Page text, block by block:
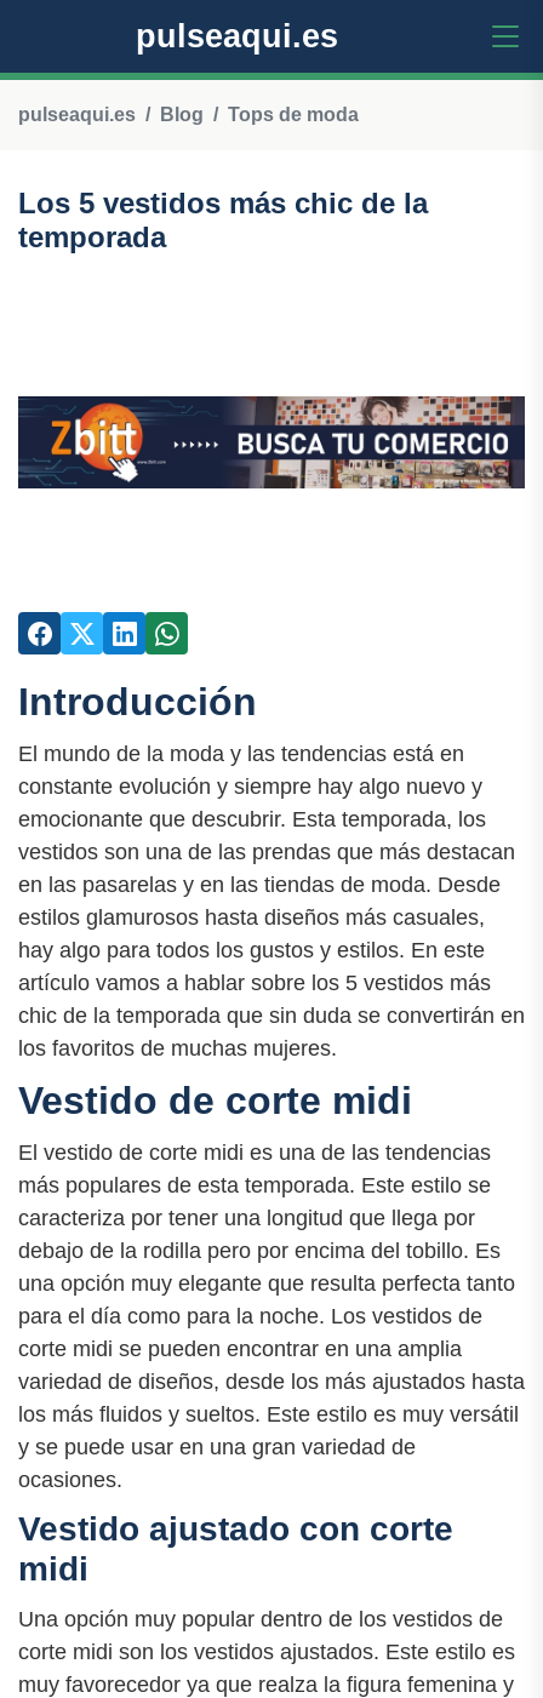
pulseaqui.es
pulseaqui.es Blog Tops de moda
Los 5 vestidos más chic de la
temporada
Introducción
El mundo de la moda y las tendencias está en
constante evolución y siempre hay algo nuevo y
emocionante que descubrir. Esta temporada, los
vestidos son una de las prendas que más destacan
en las pasarelas y en las tiendas de moda. Desde
estilos glamurosos hasta diseños más casuales,
hay algo para todos los gustos y estilos. En este
artículo vamos a hablar sobre los 5 vestidos más
chic de la temporada que sin duda se convertirán en
los favoritos de muchas mujeres.
Vestido de corte midi
El vestido de corte midi es una de las tendencias
más populares de esta temporada. Este estilo se
caracteriza por tener una longitud que llega por
debajo de la rodilla pero por encima del tobillo. Es
una opción muy elegante que resulta perfecta tanto
para el día como para la noche. Los vestidos de
corte midi se pueden encontrar en una amplia
variedad de diseños, desde los más ajustados hasta
los más fluidos y sueltos. Este estilo es muy versátil
y se puede usar en una gran variedad de
ocasiones.
Vestido ajustado con corte
midi
Una opción muy popular dentro de los vestidos de
corte midi son los vestidos ajustados. Este estilo es
muy favorecedor ya que realza la figura femenina y